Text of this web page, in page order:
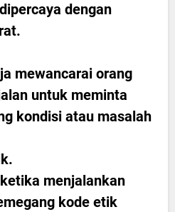
dengan
mewancarai orang
untuk meminta
kondisi atau masalah
.
menjalankan
kode etik